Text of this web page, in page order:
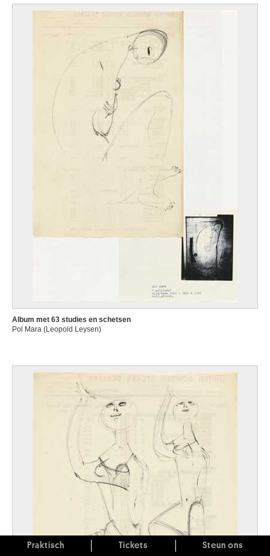
Album met 63 studies en schetsen
Pol Mara (Leopold Leysen)
Praktisch Tickets Steun ons